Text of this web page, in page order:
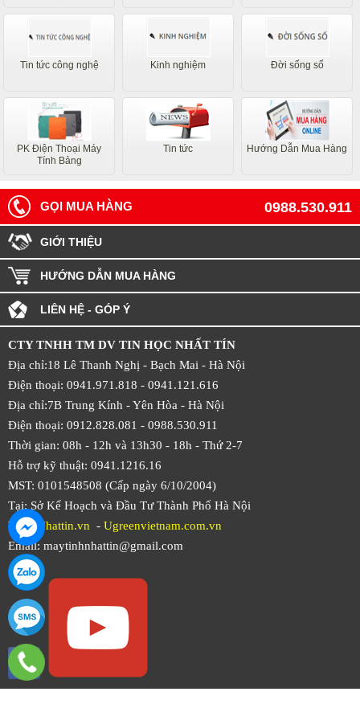
Tin tức công nghệ Kinh nghiệm Đời sống số
PK Điện Thoại Máy
Tính Bảng
Tin tức Hướng Dẫn Mua Hàng
0988.530.911
GỌI MUA HÀNG
GIỚI THIỆU
HƯỚNG DẪN MUA HÀNG
LIÊN HỆ - GÓP Ý
CTY TNHH TM DV TIN HỌC NHẤT TÍN
Địa chỉ:18 Lê Thanh Nghị - Bạch Mai - Hà Nội
Điện thoại: 0941.971.818 - 0941.121.616
Địa chỉ:7B Trung Kính - Yên Hòa - Hà Nội
Điện thoại: 0912.828.081 - 0988.530.911
Thời gian: 08h - 12h và 13h30 - 18h - Thứ 2-7
Hỗ trợ kỹ thuật: 0941.1216.16
MST: 0101548508 (Cấp ngày 6/10/2004)
Tại: Sở Kế Hoạch và Đầu Tư Thành Phố Hà Nội
Web:Nhattin.vn - Ugreenvietnam.com.vn
Email: maytinhnhattin@gmail.com